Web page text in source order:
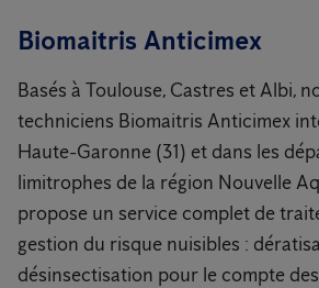
Biomaitris Anticimex
Basés à Toulouse, Castres et Albi,
techniciens Biomaitris Anticimex
Haute-Garonne (31) et dans les
limitrophes de la région Nouvelle
propose un service complet de
gestion du risque nuisibles :
désinsectisation pour le compte